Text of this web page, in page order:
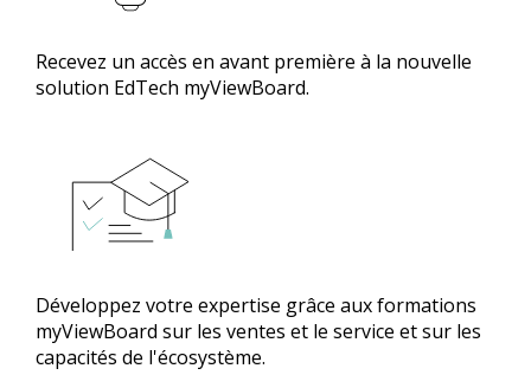
Recevez un accès en avant première à la nouvelle
solution EdTech myViewBoard.
Développez votre expertise grâce aux formations
myViewBoard sur les ventes et le service et sur les
capacités de l'écosystème.